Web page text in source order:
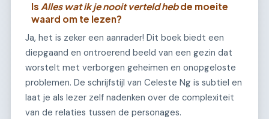
Is Alles wat ik je nooit verteld hebde moeite
waard om te lezen?
Ja, het is zeker een aanrader! Dit boek biedt een
diepgaand en ontroerend beeld van een gezin dat
worstelt met verborgen geheimen en onopgeloste
problemen. De schrijfstijl van Celeste Ng is subtiel en
laat je als lezer zelf nadenken over de complexiteit
van de relaties tussen de personages.